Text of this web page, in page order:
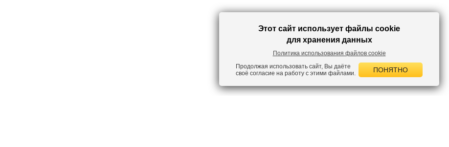
Этот сайт использует файлы cookie
для хранения данных
Политика использования файлов cookie
Продолжая использовать сайт, Вы даёте
своё согласие на работу с этими файлами.
ПОНЯТНО